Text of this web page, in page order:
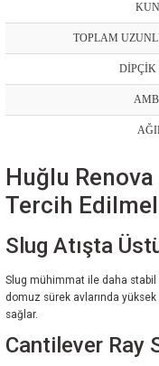
TOPLAM
DİPÇİK
Huğlu
Tercih
Slug Atışta
Slug mühimmat ile daha stabil
domuz sürek avlarında
sağlar.
Cantilever Ray